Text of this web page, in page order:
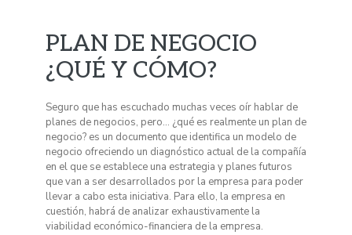
PLAN DE NEGOCIO
¿QUÉ Y CÓMO?
Seguro que has escuchado muchas veces oír hablar de
planes de negocios, pero… ¿qué es realmente un plan de
negocio? es un documento que identifica un modelo de
negocio ofreciendo un diagnóstico actual de la compañía
en el que se establece una estrategia y planes futuros
que van a ser desarrollados por la empresa para poder
llevar a cabo esta iniciativa. Para ello, la empresa en
cuestión, habrá de analizar exhaustivamente la
viabilidad económico-financiera de la empresa.